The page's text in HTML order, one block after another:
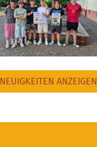
ANZEIGEN